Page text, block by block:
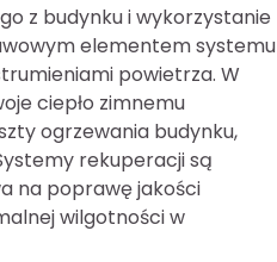
z budynku i wykorzystanie
elementem systemu
powietrza. W
ciepło zimnemu
ogrzewania budynku,
rekuperacji są
na poprawę jakości
wilgotności w